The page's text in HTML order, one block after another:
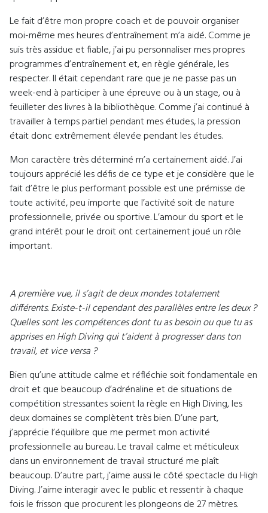
Le fait d’être mon propre coach et de pouvoir organiser
moi-même mes heures d’entraînement m’a aidé. Comme je
suis très assidue et fiable, j’ai pu personnaliser mes propres
programmes d’entraînement et, en règle générale, les
respecter. Il était cependant rare que je ne passe pas un
week-end à participer à une épreuve ou à un stage, ou à
feuilleter des livres à la bibliothèque. Comme j’ai continué à
travailler à temps partiel pendant mes études, la pression
était donc extrêmement élevée pendant les études.
Mon caractère très déterminé m’a certainement aidé. J’ai
toujours apprécié les défis de ce type et je considère que le
fait d’être le plus performant possible est une prémisse de
toute activité, peu importe que l’activité soit de nature
professionnelle, privée ou sportive. L’amour du sport et le
grand intérêt pour le droit ont certainement joué un rôle
important.
A première vue, il s’agit de deux mondes totalement
différents. Existe-t-il cependant des parallèles entre les deux ?
Quelles sont les compétences dont tu as besoin ou que tu as
apprises en High Diving qui t’aident à progresser dans ton
travail, et vice versa ?
Bien qu’une attitude calme et réfléchie soit fondamentale en
droit et que beaucoup d’adrénaline et de situations de
compétition stressantes soient la règle en High Diving, les
deux domaines se complètent très bien. D’une part,
j’apprécie l’équilibre que me permet mon activité
professionnelle au bureau. Le travail calme et méticuleux
dans un environnement de travail structuré me plaît
beaucoup. D’autre part, j’aime aussi le côté spectacle du High
Diving. J’aime interagir avec le public et ressentir à chaque
fois le frisson que procurent les plongeons de 27 mètres.